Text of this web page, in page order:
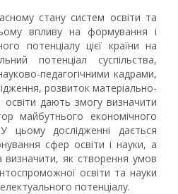
стану систем освіти та
впливу на формування і
потенціалу цієї країни на
потенціал суспільства,
педагогічними кадрами,
розвиток матеріально-
освіти дають змогу визначити
майбутнього економічного
цьому дослідженні дається
сфер освіти і науки, а
як створення умов
освіти та науки
потенціалу.